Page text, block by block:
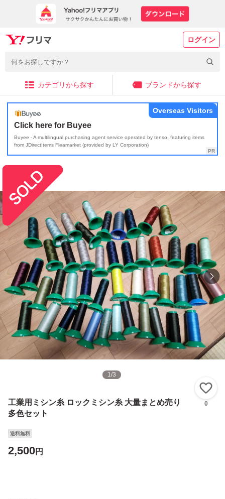
ログイン
カテゴリから探す ブランドから探す
Click here for Buyee
Buyee - A multilingual purchasing agent service operated by tenso, featuring items
from JDirectItems Fleamarket (provided by LY Corporation)
Overseas Visitors
1/3
工業用ミシン糸 ロックミシン糸 大量まとめ売り
多色セット
0
送料無料
2,500円